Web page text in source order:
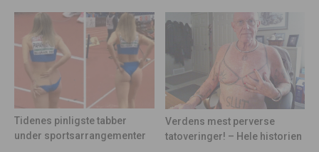
Tidenes pinligste tabber
under sportsarrangementer
Verdens mest perverse
tatoveringer! – Hele historien